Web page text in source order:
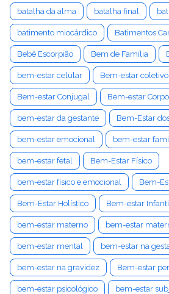
batalha da alma batalha final
batimento miocárdico Batimentos
Bebê Escorpião Bem de Família
bem-estar celular Bem-estar coletivo
Bem-estar Conjugal Bem-estar
bem-estar da gestante Bem-Estar
bem-estar emocional bem-estar
bem-estar fetal Bem-Estar Físico
bem-estar físico e emocional Bem-
Bem-Estar Holístico Bem-estar
bem-estar materno bem-estar
bem-estar mental bem-estar na
bem-estar na gravidez Bem-estar
bem-estar psicológico bem-estar